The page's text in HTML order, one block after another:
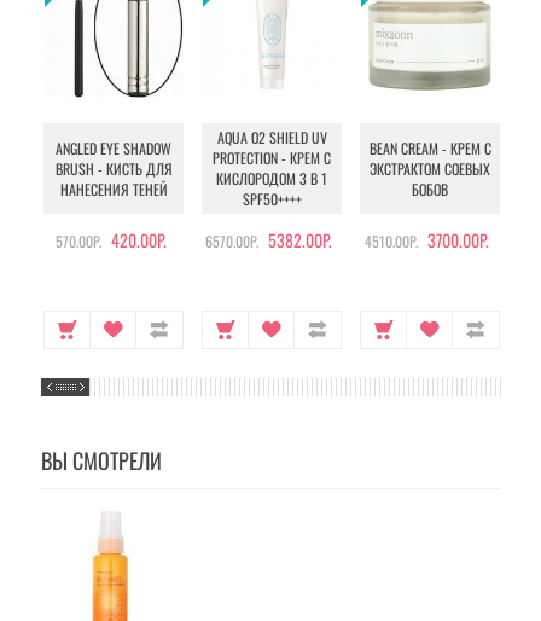
ANGLED EYE SHADOW
BRUSH - КИСТЬ ДЛЯ
НАНЕСЕНИЯ ТЕНЕЙ
570.00Р. 420.00Р.
AQUA O2 SHIELD UV
PROTECTION - КРЕМ С
КИСЛОРОДОМ 3 В 1
SPF50++++
6570.00Р. 5382.00Р.
BEAN CREAM - КРЕМ С
ЭКСТРАКТОМ СОЕВЫХ
БОБОВ
4510.00Р. 3700.00Р.
ВЫ СМОТРЕЛИ